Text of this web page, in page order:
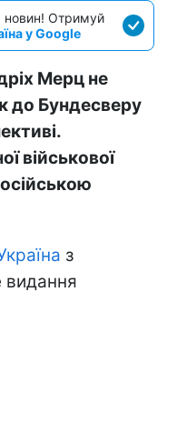
новин! Отримуй
у Google
Мерц не
до Бундесверу
військової
з
видання